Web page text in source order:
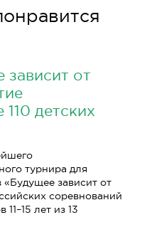
зависит от
детских
турнира для
«Будущее зависит от
соревнований
лет из 13